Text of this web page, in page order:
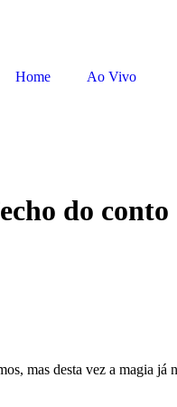
Home Ao Vivo
do conto
mas desta vez a magia